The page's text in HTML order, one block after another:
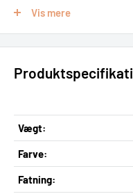
Overflade: Hvid Materiale:
Ledningslængde: 2m.
indstillinger.
med stikprop. Der er
som kan indstilles til 4
Vis mere
Vægt:
Farve:
Fatning: